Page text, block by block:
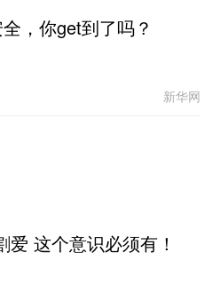
，你get到了吗？
新华网
爱 这个意识必须有！